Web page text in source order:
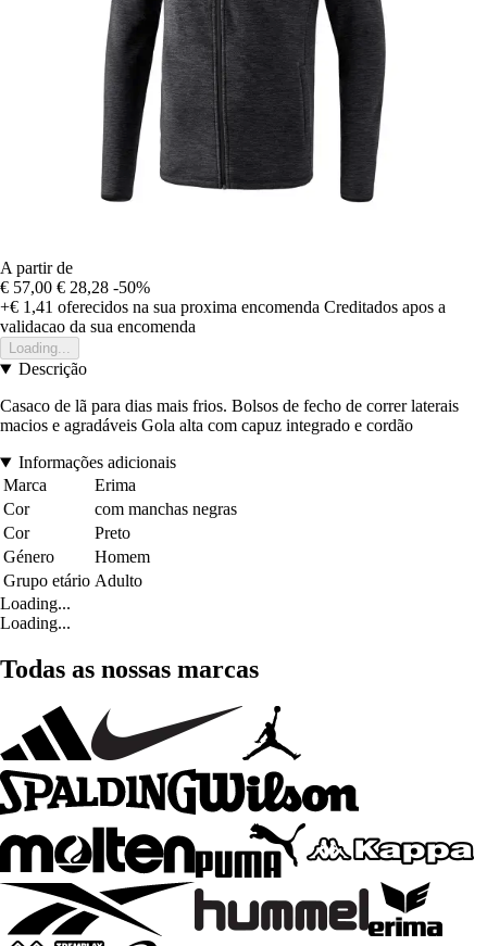
A partir de
€ 57,00 € 28,28 -50%
+€ 1,41 oferecidos na sua proxima encomenda Creditados apos a
validacao da sua encomenda
Loading...
Descrição
Casaco de lã para dias mais frios. Bolsos de fecho de correr laterais
macios e agradáveis Gola alta com capuz integrado e cordão
Informações adicionais
Marca
Erima
Cor
com manchas negras
Cor
Preto
Género
Homem
Grupo etário Adulto
Loading...
Loading...
Todas as nossas marcas